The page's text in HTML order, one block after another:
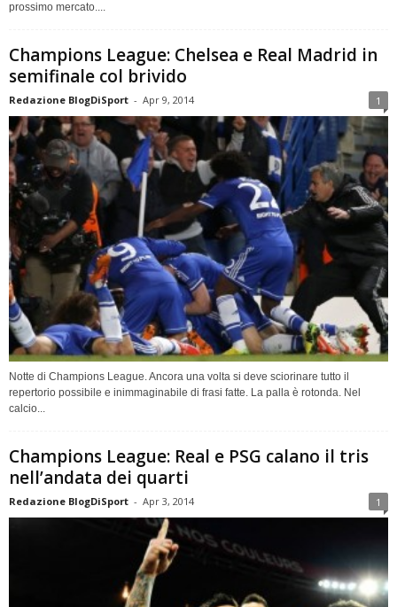
prossimo mercato....
Champions League: Chelsea e Real Madrid in
semifinale col brivido
Redazione BlogDiSport - Apr 9, 2014 1
Notte di Champions League. Ancora una volta si deve sciorinare tutto il
repertorio possibile e inimmaginabile di frasi fatte. La palla è rotonda. Nel
calcio...
Champions League: Real e PSG calano il tris
nell’andata dei quarti
Redazione BlogDiSport - Apr 3, 2014 1